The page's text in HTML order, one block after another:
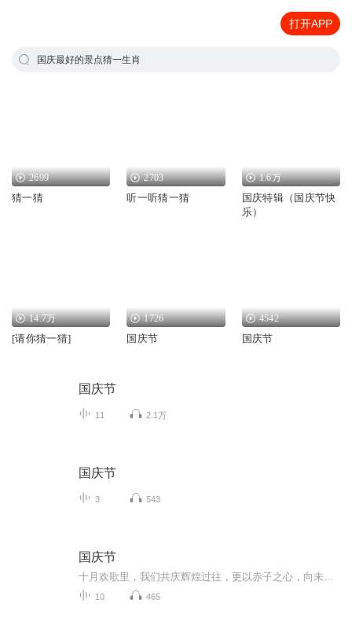
打开APP
国庆最好的景点猜一生肖
2699
猜一猜
2703
听一听猜一猜
1.6万
国庆特辑（国庆节快
乐）
14.7万
[请你猜一猜]
1726
国庆节
4542
国庆节
国庆节
11 2.1万
国庆节
3 543
国庆节
10 465